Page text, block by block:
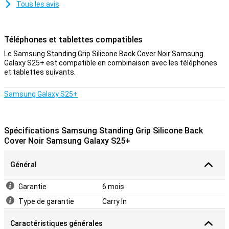
Tous les avis
Téléphones et tablettes compatibles
Le Samsung Standing Grip Silicone Back Cover Noir Samsung
Galaxy S25+ est compatible en combinaison avec les téléphones
et tablettes suivants.
Samsung Galaxy S25+
Spécifications Samsung Standing Grip Silicone Back
Cover Noir Samsung Galaxy S25+
Général
Garantie
6 mois
Type de garantie
Carry In
Caractéristiques générales